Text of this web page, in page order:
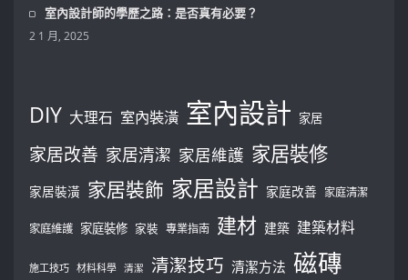
室內設計師的學歷之路：是否真有必要？
2 1 月, 2025
DIY 大理石 室內裝潢 室內設計 家居
家居改善 家居清潔 家居維護 家居裝修
家居裝潢 家居裝飾 家居設計 家庭改善 家庭清潔
家庭維護 家庭裝修 家裝 專業指南 建材 建築 建築材料
施工技巧 材料科學 清潔 清潔技巧 清潔方法 磁磚